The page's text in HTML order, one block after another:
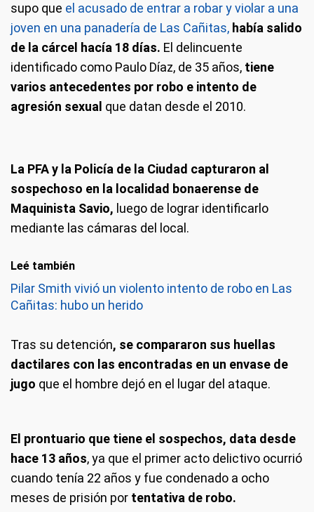
supo que el acusado de entrar a robar y violar a una
joven en una panadería de Las Cañitas, había salido
de la cárcel hacía 18 días. El delincuente
identificado como Paulo Díaz, de 35 años, tiene
varios antecedentes por robo e intento de
agresión sexual que datan desde el 2010.
La PFA y la Policía de la Ciudad capturaron al
sospechoso en la localidad bonaerense de
Maquinista Savio, luego de lograr identificarlo
mediante las cámaras del local.
Leé también
Pilar Smith vivió un violento intento de robo en Las
Cañitas: hubo un herido
Tras su detención, se compararon sus huellas
dactilares con las encontradas en un envase de
jugo que el hombre dejó en el lugar del ataque.
El prontuario que tiene el sospechos, data desde
hace 13 años, ya que el primer acto delictivo ocurrió
cuando tenía 22 años y fue condenado a ocho
meses de prisión por tentativa de robo.